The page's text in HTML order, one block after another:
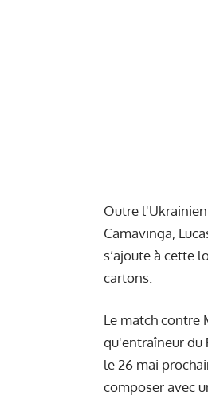
Outre
Camavinga,
s’ajoute à cette
cartons.
Le match contre
qu'entraîneur du
le 26 mai
composer avec